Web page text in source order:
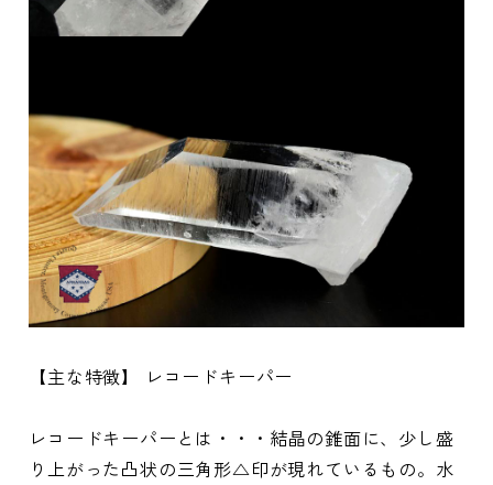
【主な特徴】 レコードキーパー
レコードキーパーとは・・・結晶の錐面に、少し盛
り上がった凸状の三角形△印が現れているもの。水